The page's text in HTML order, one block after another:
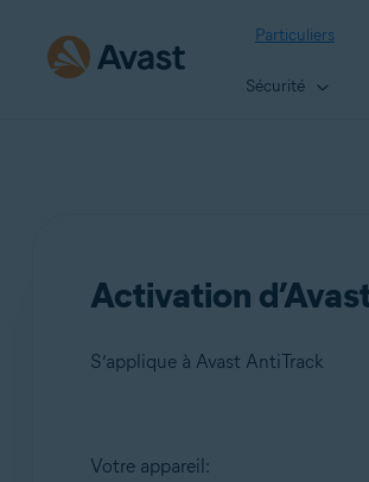
Particuliers
Sécurité
Activation
S’applique à Avast AntiTrack
Votre appareil: